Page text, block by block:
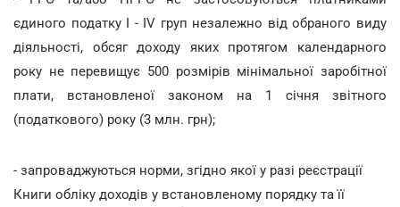
єдиного податку I - IV груп незалежно від обраного виду
діяльності, обсяг доходу яких протягом календарного
року не перевищує 500 розмірів мінімальної заробітної
плати, встановленої законом на 1 січня звітного
(податкового) року (3 млн. грн);
- запроваджуються норми, згідно якої у разі реєстрації
Книги обліку доходів у встановленому порядку та її